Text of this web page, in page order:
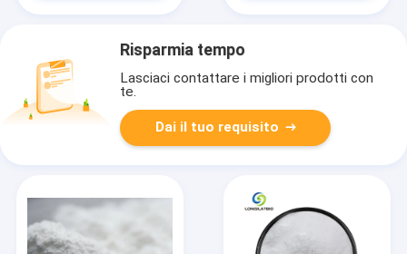
Risparmia tempo
Lasciaci contattare i migliori prodotti con
te.
Dai il tuo requisito